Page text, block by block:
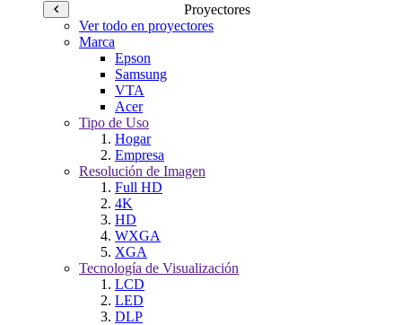
Proyectores
Ver todo en proyectores
Marca
Epson
Samsung
VTA
Acer
Tipo de Uso
Hogar
Empresa
Resolución de Imagen
Full HD
4K
HD
WXGA
XGA
Tecnología de Visualización
LCD
LED
DLP